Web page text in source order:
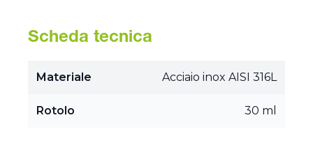
Scheda tecnica
Materiale Acciaio inox AISI 316L
Rotolo 30 ml